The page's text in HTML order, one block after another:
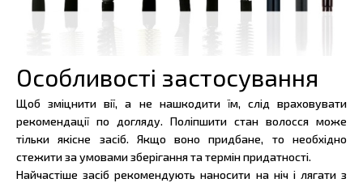
Особливості застосування
Щоб зміцнити вії, а не нашкодити їм, слід враховувати
рекомендації по догляду. Поліпшити стан волосся може
тільки якісне засіб. Якщо воно придбане, то необхідно
стежити за умовами зберігання та термін придатності.
Найчастіше засіб рекомендують наносити на ніч і лягати з